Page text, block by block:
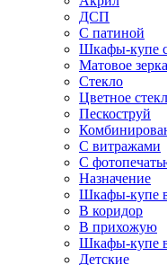
ДСП
С патиной
Шкафы-купе
Матовое
Стекло
Цветное
Пескоструй
С витражами
С
Назначение
Шкафы-купе
В коридор
В прихожую
Шкафы-купе
Детские